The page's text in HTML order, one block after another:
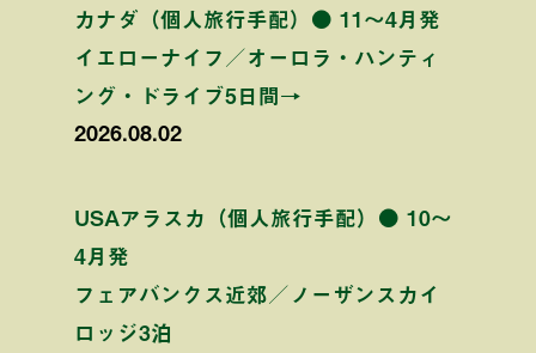
カナダ（個人旅行手配）● 11〜4月発
イエローナイフ／オーロラ・ハンティ
ング・ドライブ5日間→
2026.08.02
USAアラスカ（個人旅行手配）● 10〜
4月発
フェアバンクス近郊／ノーザンスカイ
ロッジ3泊